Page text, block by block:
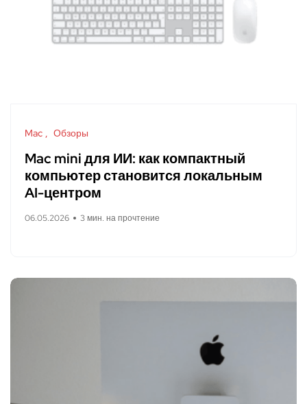
Mac Обзоры
Mac mini для ИИ: как компактный
компьютер становится локальным
AI-центром
06.05.2026 3 мин. на прочтение